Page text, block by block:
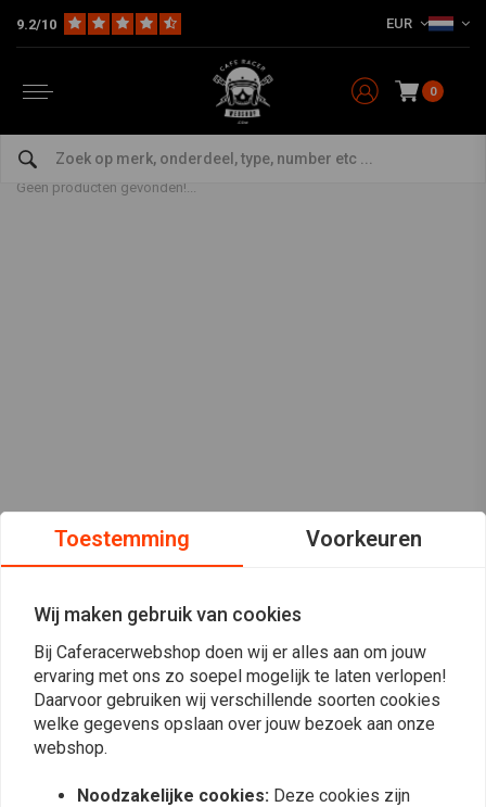
9.2/10 EUR
0
Achtertandwiel
Home The Workshop Ketting / Tandwiel Achtertandwiel
Geen producten gevonden!...
Toestemming Voorkeuren
Wij maken gebruik van cookies
Bij Caferacerwebshop doen wij er alles aan om jouw
ervaring met ons zo soepel mogelijk te laten verlopen!
Daarvoor gebruiken wij verschillende soorten cookies
welke gegevens opslaan over jouw bezoek aan onze
webshop.
Noodzakelijke cookies: Deze cookies zijn